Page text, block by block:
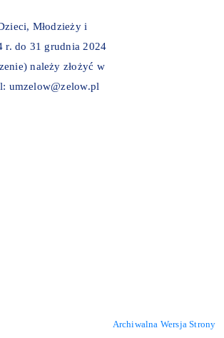
Młodzieży i
r. do 31 grudnia 2024
należy złożyć w
umzelow@zelow.pl
© 2020 Archiwalna Wersja Strony